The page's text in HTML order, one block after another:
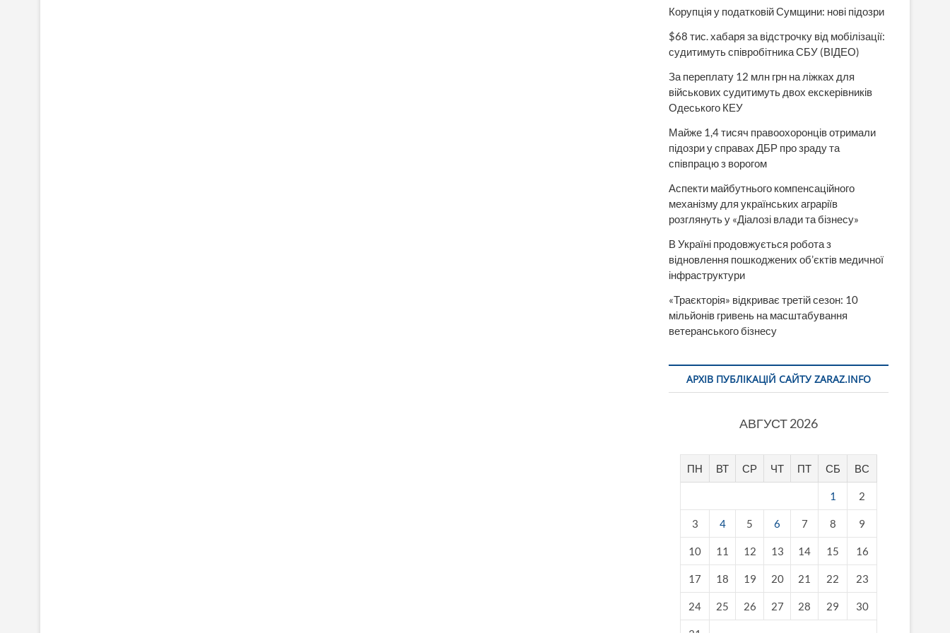
Корупція у податковій Сумщини: нові підозри
$68 тис. хабаря за відстрочку від мобілізації:
судитимуть співробітника СБУ (ВІДЕО)
За переплату 12 млн грн на ліжках для
військових судитимуть двох екскерівників
Одеського КЕУ
Майже 1,4 тисяч правоохоронців отримали
підозри у справах ДБР про зраду та
співпрацю з ворогом
Аспекти майбутнього компенсаційного
механізму для українських аграріїв
розглянуть у «Діалозі влади та бізнесу»
В Україні продовжується робота з
відновлення пошкоджених об’єктів медичної
інфраструктури
«Траєкторія» відкриває третій сезон: 10
мільйонів гривень на масштабування
ветеранського бізнесу
АРХІВ ПУБЛІКАЦІЙ САЙТУ ZARAZ.INFO
АВГУСТ 2026
ПН ВТ СР ЧТ ПТ СБ ВС
1 2
3 4 5 6 7 8 9
10 11 12 13 14 15 16
17 18 19 20 21 22 23
24 25 26 27 28 29 30